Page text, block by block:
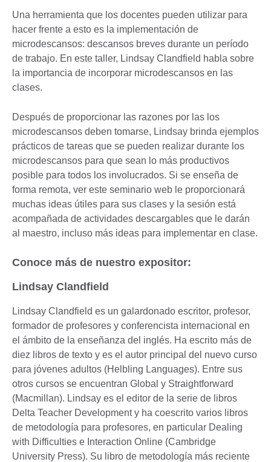
Una herramienta que los docentes pueden utilizar para
hacer frente a esto es la implementación de
microdescansos: descansos breves durante un período
de trabajo. En este taller, Lindsay Clandfield habla sobre
la importancia de incorporar microdescansos en las
clases.
Después de proporcionar las razones por las los
microdescansos deben tomarse, Lindsay brinda ejemplos
prácticos de tareas que se pueden realizar durante los
microdescansos para que sean lo más productivos
posible para todos los involucrados. Si se enseña de
forma remota, ver este seminario web le proporcionará
muchas ideas útiles para sus clases y la sesión está
acompañada de actividades descargables que le darán
al maestro, incluso más ideas para implementar en clase.
Conoce más de nuestro expositor:
Lindsay Clandfield
Lindsay Clandfield es un galardonado escritor, profesor,
formador de profesores y conferencista internacional en
el ámbito de la enseñanza del inglés. Ha escrito más de
diez libros de texto y es el autor principal del nuevo curso
para jóvenes adultos (Helbling Languages). Entre sus
otros cursos se encuentran Global y Straightforward
(Macmillan). Lindsay es el editor de la serie de libros
Delta Teacher Development y ha coescrito varios libros
de metodología para profesores, en particular Dealing
with Difficulties e Interaction Online (Cambridge
University Press). Su libro de metodología más reciente